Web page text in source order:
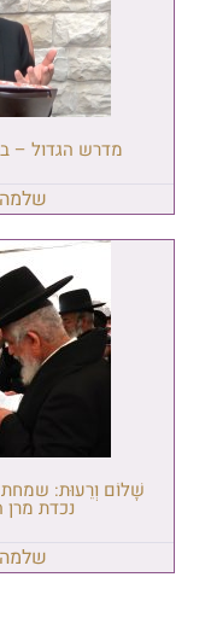
מדרש הגדול –
שָׁלוֹם וְרֵעוּת:
נכדת